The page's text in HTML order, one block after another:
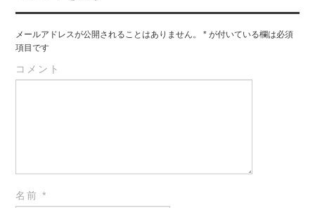
メールアドレスが公開されることはありません。 * が付いている欄は必須
項目です
コメント
名前*